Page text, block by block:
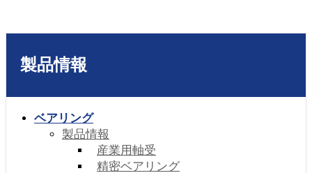
製品情報
ベアリング
製品情報
産業用軸受
精密ベアリング